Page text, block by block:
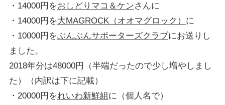
・14000円をおしどりマコ＆ケンさんに
・14000円を大MAGROCK（オオマグロック） に
・10000円をぶんぶんサポーターズクラブにお送りし
ました。
2018年分は48000円（半端だったので少し増やしまし
た）（内訳は下に記載）
・20000円をれいわ新鮮組に（個人名で）